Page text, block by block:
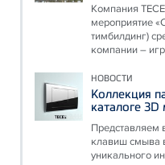
Компания
мероприятие
тимбилдинг)
компании –
НОВОСТИ
Коллекция
каталоге
клавиш смыва
уникального